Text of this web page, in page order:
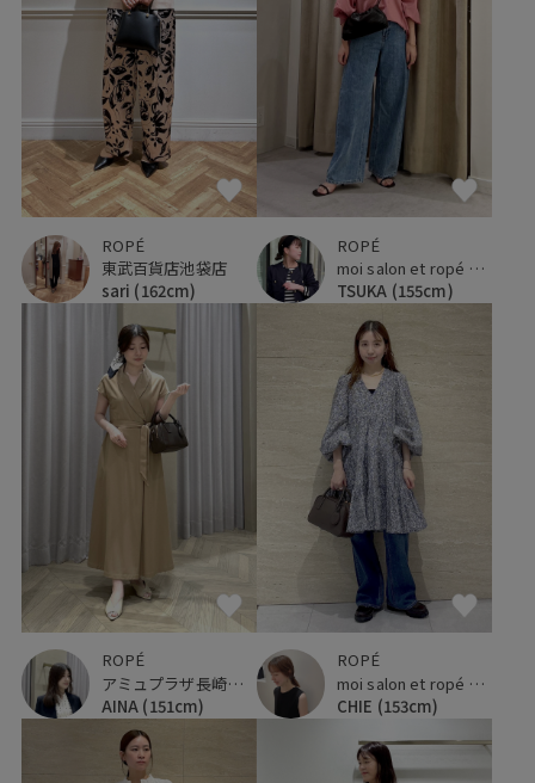
ROPÉ
東武百貨店池袋店
sari (162cm)
ROPÉ
moi salon et ropé 京都高島屋
TSUKA (155cm)
ROPÉ
アミュプラザ長崎新館
AINA (151cm)
ROPÉ
moi salon et ropé 大阪高島屋
CHIE (153cm)